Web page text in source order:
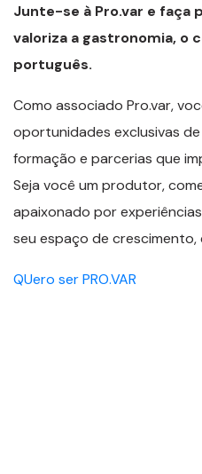
Junte-se à Pro.var e faça
valoriza a gastronomia, o
português.
Como associado Pro.var,
oportunidades exclusivas
formação e parcerias que
Seja você um produtor,
apaixonado por
seu espaço de
QUero ser PRO.VAR